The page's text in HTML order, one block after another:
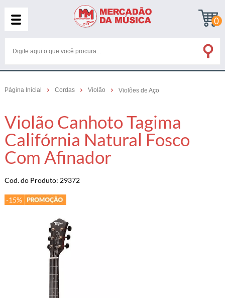
0
Página Inicial Cordas Violão Violões de Aço
Violão Canhoto Tagima
Califórnia Natural Fosco
Com Afinador
Cod. do Produto: 29372
-15%